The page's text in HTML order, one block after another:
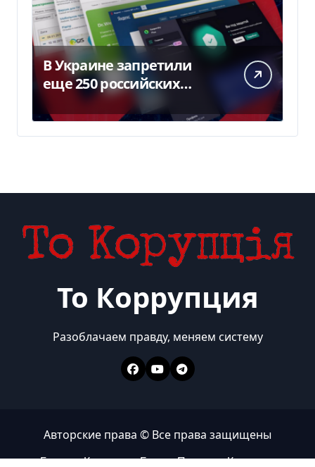
В Украине запретили
еще 250 российских
программ и видов
оборудования — Delo.ua
То Коррупция
Разоблачаем правду, меняем систему
Авторские права © Все права защищены
ГлавнаяКоррупцияБизнесПолитикаКонтакты